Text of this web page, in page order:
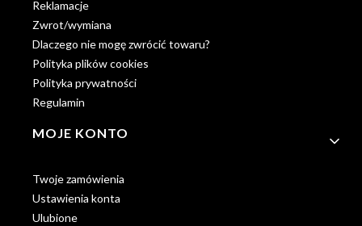
Reklamacje
Zwrot/wymiana
Dlaczego nie mogę zwrócić towaru?
Polityka plików cookies
Polityka prywatności
Regulamin
MOJE KONTO
Twoje zamówienia
Ustawienia konta
Ulubione